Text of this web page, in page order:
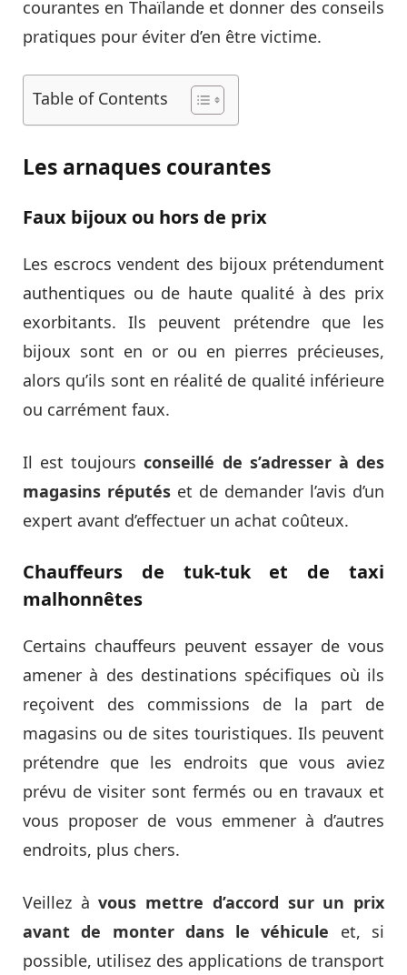
courantes en Thaïlande et donner des conseils
pratiques pour éviter d’en être victime.
Table of Contents
Les arnaques courantes
Faux bijoux ou hors de prix
Les escrocs vendent des bijoux prétendument
authentiques ou de haute qualité à des prix
exorbitants. Ils peuvent prétendre que les
bijoux sont en or ou en pierres précieuses,
alors qu’ils sont en réalité de qualité inférieure
ou carrément faux.
Il est toujoursconseillé de s’adresser à des
magasins réputés et de demander l’avis d’un
expert avant d’effectuer un achat coûteux.
Chauffeurs de tuk-tuk et de taxi
malhonnêtes
Certains chauffeurs peuvent essayer de vous
amener à des destinations spécifiques où ils
reçoivent des commissions de la part de
magasins ou de sites touristiques. Ils peuvent
prétendre que les endroits que vous aviez
prévu de visiter sont fermés ou en travaux et
vous proposer de vous emmener à d’autres
endroits, plus chers.
Veillez àvous mettre d’accord sur un prix
avant de monter dans le véhicule et, si
possible, utilisez des applications de transport